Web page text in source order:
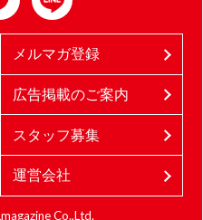
メルマガ登録
広告掲載のご案内
スタッフ募集
運営会社
Co.,Ltd.